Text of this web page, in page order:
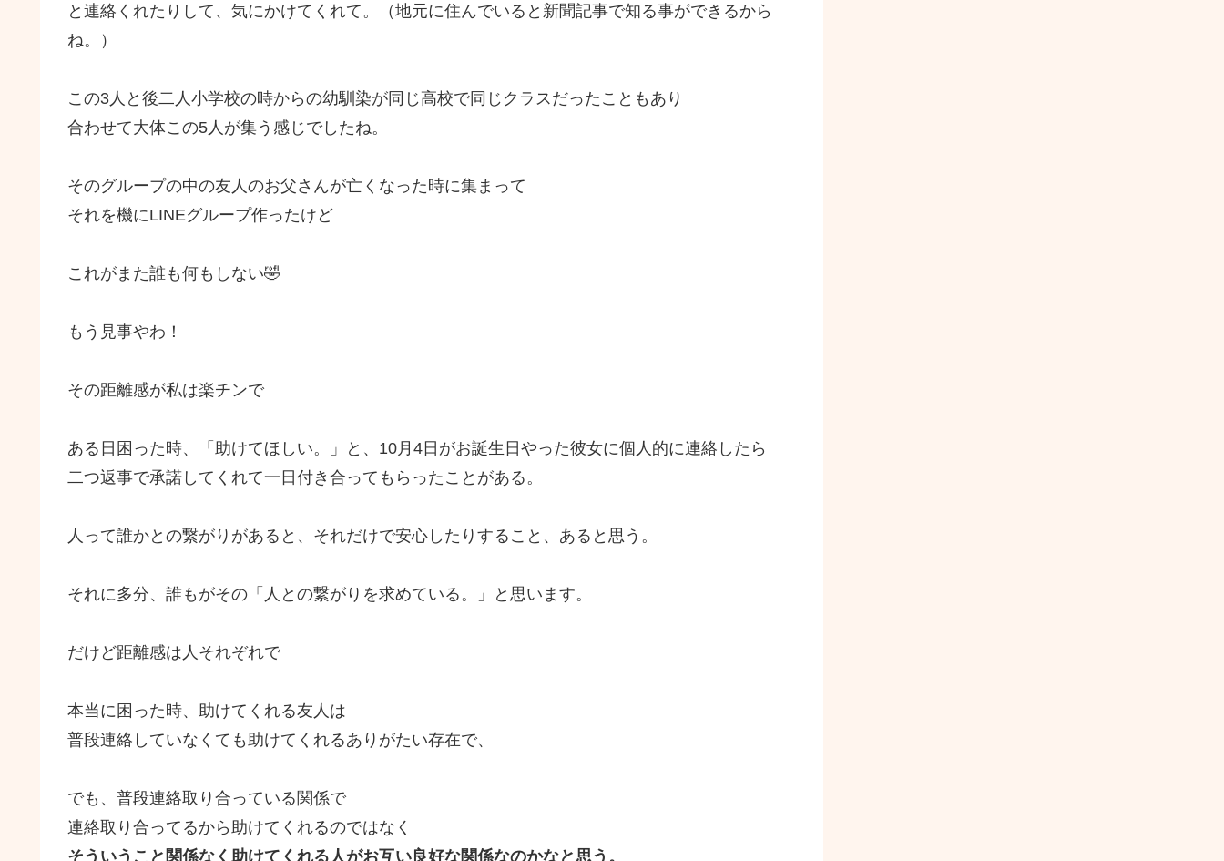
と連絡くれたりして、気にかけてくれて。（地元に住んでいると新聞記事で知る事ができるから
ね。）
この3人と後二人小学校の時からの幼馴染が同じ高校で同じクラスだったこともあり
合わせて大体この5人が集う感じでしたね。
そのグループの中の友人のお父さんが亡くなった時に集まって
それを機にLINEグループ作ったけど
これがまた誰も何もしない🤣
もう見事やわ！
その距離感が私は楽チンで
ある日困った時、「助けてほしい。」と、10月4日がお誕生日やった彼女に個人的に連絡したら
二つ返事で承諾してくれて一日付き合ってもらったことがある。
人って誰かとの繋がりがあると、それだけで安心したりすること、あると思う。
それに多分、誰もがその「人との繋がりを求めている。」と思います。
だけど距離感は人それぞれで
本当に困った時、助けてくれる友人は
普段連絡していなくても助けてくれるありがたい存在で、
でも、普段連絡取り合っている関係で
連絡取り合ってるから助けてくれるのではなく
そういうこと関係なく助けてくれる人がお互い良好な関係なのかなと思う。